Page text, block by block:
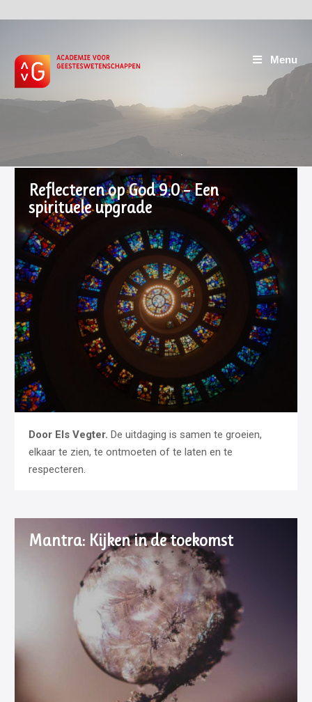
Menu
Reflecteren op God 9.0 – Een
spirituele upgrade
Door Els Vegter. De uitdaging is samen te groeien,
elkaar te zien, te ontmoeten of te laten en te
respecteren.
Mantra: Kijken in de toekomst